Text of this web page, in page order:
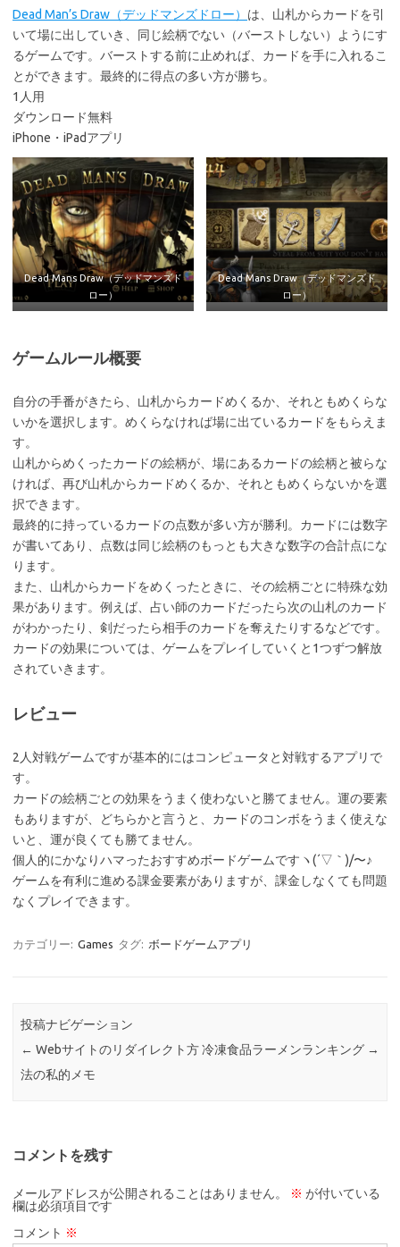
Dead Man’s Draw（デッドマンズドロー） は、山札からカードを引
いて場に出していき、同じ絵柄でない（バーストしない）ようにす
るゲームです。バーストする前に止めれば、カードを手に入れるこ
とができます。最終的に得点の多い方が勝ち。
1人用
ダウンロード無料
iPhone・iPadアプリ
Dead Mans Draw（デッドマンズド
ロー）
Dead Mans Draw（デッドマンズド
ロー）
ゲームルール概要
自分の手番がきたら、山札からカードめくるか、それともめくらな
いかを選択します。めくらなければ場に出ているカードをもらえま
す。
山札からめくったカードの絵柄が、場にあるカードの絵柄と被らな
ければ、再び山札からカードめくるか、それともめくらないかを選
択できます。
最終的に持っているカードの点数が多い方が勝利。カードには数字
が書いてあり、点数は同じ絵柄のもっとも大きな数字の合計点にな
ります。
また、山札からカードをめくったときに、その絵柄ごとに特殊な効
果があります。例えば、占い師のカードだったら次の山札のカード
がわかったり、剣だったら相手のカードを奪えたりするなどです。
カードの効果については、ゲームをプレイしていくと1つずつ解放
されていきます。
レビュー
2人対戦ゲームですが基本的にはコンピュータと対戦するアプリで
す。
カードの絵柄ごとの効果をうまく使わないと勝てません。運の要素
もありますが、どちらかと言うと、カードのコンボをうまく使えな
いと、運が良くても勝てません。
個人的にかなりハマったおすすめボードゲームですヽ(´▽｀)/〜♪
ゲームを有利に進める課金要素がありますが、課金しなくても問題
なくプレイできます。
カテゴリー: Games タグ: ボードゲームアプリ
投稿ナビゲーション
← Webサイトのリダイレクト方
法の私的メモ
冷凍食品ラーメンランキング →
コメントを残す
メールアドレスが公開されることはありません。 ※ が付いている
欄は必須項目です
コメント ※